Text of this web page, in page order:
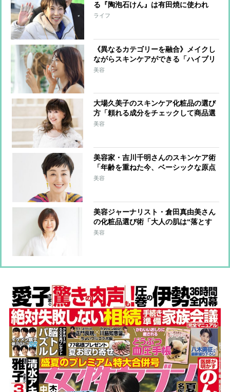
る『陶泡石けん』は有田焼に使われ
る“陶土”が原材料 陶土の粘着力が毛
ライフ
《異なるカテゴリーを融合》メイクし
ながらスキンケアができる「ハイブリ
ッドコスメ」が新たに注目 各社で開
美容
大場久美子のスキンケア化粧品の選び
方「頼れる成分をチェックして商品選
びをしています」愛用する”女神肌”に
美容
美容家・吉川千明さんのスキンケア術
「年齢を重ねた今、ベーシックな原点
に戻りました」愛用するお茶の本格オ
美容
美容ジャーナリスト・倉田真由美さん
の化粧品選び術「大人の肌は“落とす
ケア”と“与えるケア”を丁寧に」愛用
美容